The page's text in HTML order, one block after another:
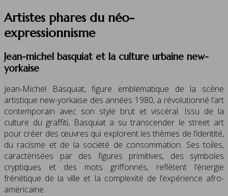
Artistes phares du néo-
expressionnisme
Jean-michel basquiat et la culture urbaine new-
yorkaise
Jean-Michel Basquiat, figure emblématique de la scène
artistique new-yorkaise des années 1980, a révolutionné l’art
contemporain avec son style brut et viscéral. Issu de la
culture du graffiti, Basquiat a su transcender le street art
pour créer des œuvres qui explorent les thèmes de l’identité,
du racisme et de la société de consommation. Ses toiles,
caractérisées par des figures primitives, des symboles
cryptiques et des mots griffonnés, reflètent l’énergie
frénétique de la ville et la complexité de l’expérience afro-
américaine.